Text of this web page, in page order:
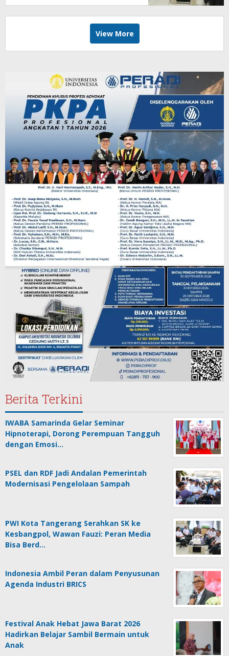
View More
Berita Terkini
IWABA Samarinda Gelar Seminar
Hipnoterapi, Dorong Perempuan Tangguh
dengan Emosi…
PSEL dan RDF Jadi Andalan Pemerintah
Modernisasi Pengelolaan Sampah
PWI Kota Tangerang Serahkan SK ke
Kesbangpol, Wawan Fauzi: Peran Media
Bisa Berd…
Indonesia Ambil Peran dalam Penyusunan
Agenda Industri BRICS
Festival Anak Hebat Jawa Barat 2026
Hadirkan Belajar Sambil Bermain untuk
Anak